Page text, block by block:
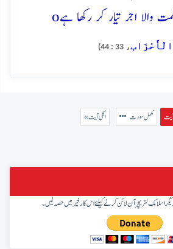
والا اجر تیار کر رکھا ہےo
الْأَحْزَاب، 33 : 44)
مکمل سورت « اگلی آیت
اسلامک لٹریچر آن لائن کرنے کیلئے اس کار خیر میں حصہ لیں۔